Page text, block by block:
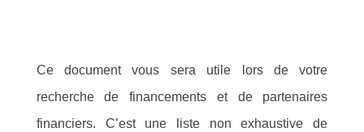
Ce document vous sera utile lors de votre
recherche de financements et de partenaires
financiers. C’est une liste non exhaustive de